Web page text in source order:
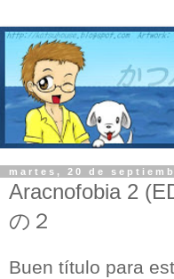
martes, 20 de
Aracnofobia 2
の２
Buen título para